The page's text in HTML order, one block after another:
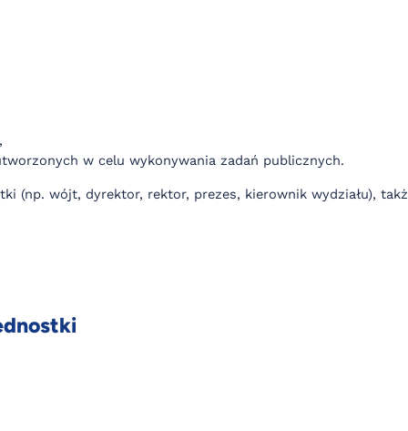
w celu wykonywania zadań publicznych.
(np. wójt, dyrektor, rektor, prezes, kierownik wydziału),